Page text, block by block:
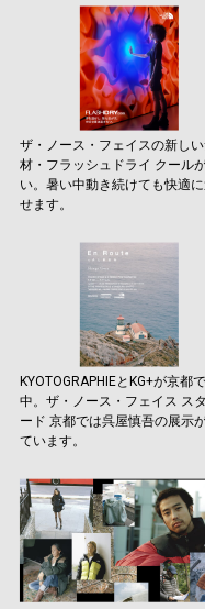
ザ・ノース・フェイスの新し
材・フラッシュドライ クール
い。暑い中動き続けても快適
せます。
KYOTOGRAPHIEとKG+が京都
中。ザ・ノース・フェイス ス
ード 京都では呉屋慎吾の展示
ています。